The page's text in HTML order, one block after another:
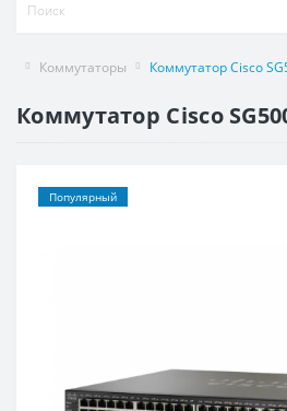
Коммутаторы Коммутатор Cisco
Коммутатор Cisco
Популярный